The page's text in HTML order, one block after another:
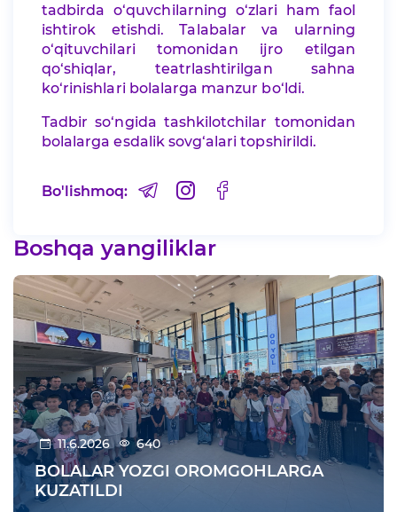
tadbirda o‘quvchilarning o‘zlari ham faol
ishtirok etishdi. Talabalar va ularning
o‘qituvchilari tomonidan ijro etilgan
qo‘shiqlar, teatrlashtirilgan sahna
ko‘rinishlari bolalarga manzur bo‘ldi.
Tadbir so‘ngida tashkilotchilar tomonidan
bolalarga esdalik sovg‘alari topshirildi.
Bo'lishmoq:
Boshqa yangiliklar
11.6.2026 640
BOLALAR YOZGI OROMGOHLARGA
KUZATILDI